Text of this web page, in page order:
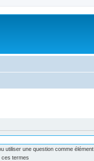
utiliser une question comme élément
ces termes